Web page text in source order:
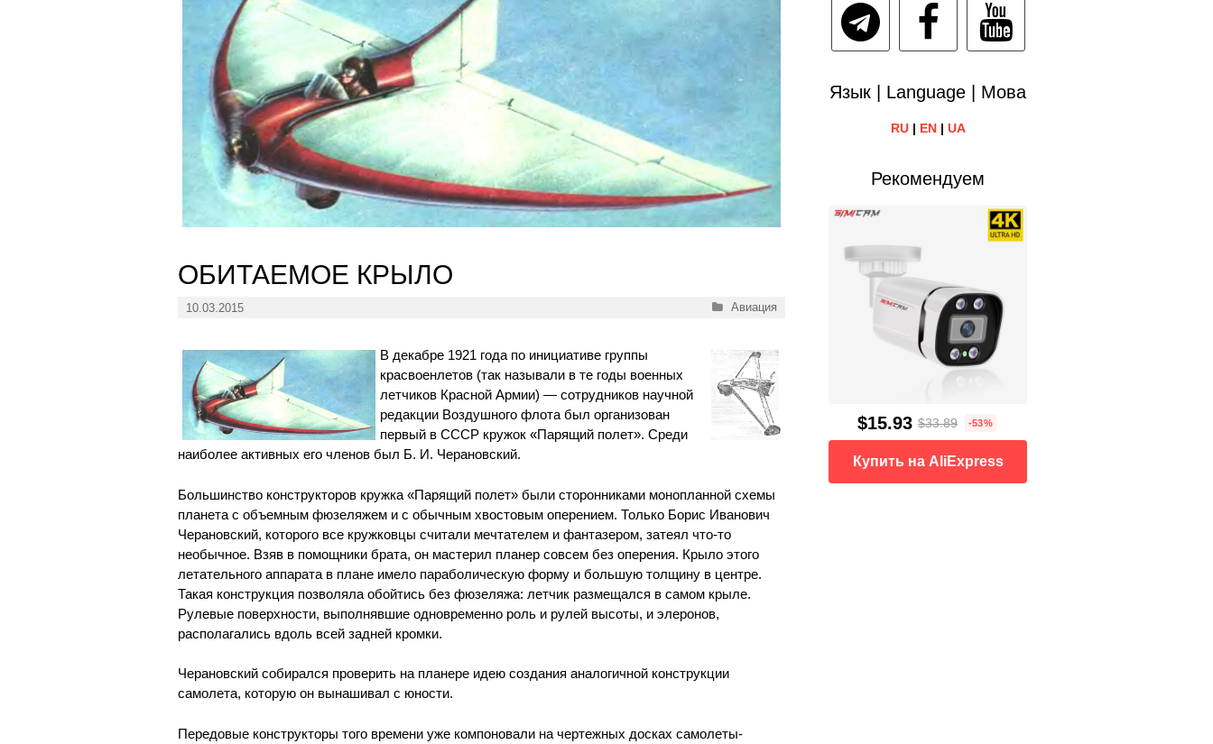
ОБИТАЕМОЕ КРЫЛО
10.03.2015 Рубрики
Авиация
В декабре 1921 года по инициативе группы
красвоенлетов (так называли в те годы военных
летчиков Красной Армии) — сотрудников научной
редакции Воздушного флота был организован
первый в СССР кружок «Парящий полет». Среди
наиболее активных его членов был Б. И. Черановский.
Большинство конструкторов кружка «Парящий полет» были сторонниками монопланной схемы
планета с объемным фюзеляжем и с обычным хвостовым оперением. Только Борис Иванович
Черановский, которого все кружковцы считали мечтателем и фантазером, затеял что-то
необычное. Взяв в помощники брата, он мастерил планер совсем без оперения. Крыло этого
летательного аппарата в плане имело параболическую форму и большую толщину в центре.
Такая конструкция позволяла обойтись без фюзеляжа: летчик размещался в самом крыле.
Рулевые поверхности, выполнявшие одновременно роль и рулей высоты, и элеронов,
располагались вдоль всей задней кромки.
Черановский собирался проверить на планере идею создания аналогичной конструкции
самолета, которую он вынашивал с юности.
Передовые конструкторы того времени уже компоновали на чертежных досках самолеты-
Язык | Language | Мова
RU| EN| UA
Рекомендуем
$15.93 $33.89 -53%
Купить на AliExpress